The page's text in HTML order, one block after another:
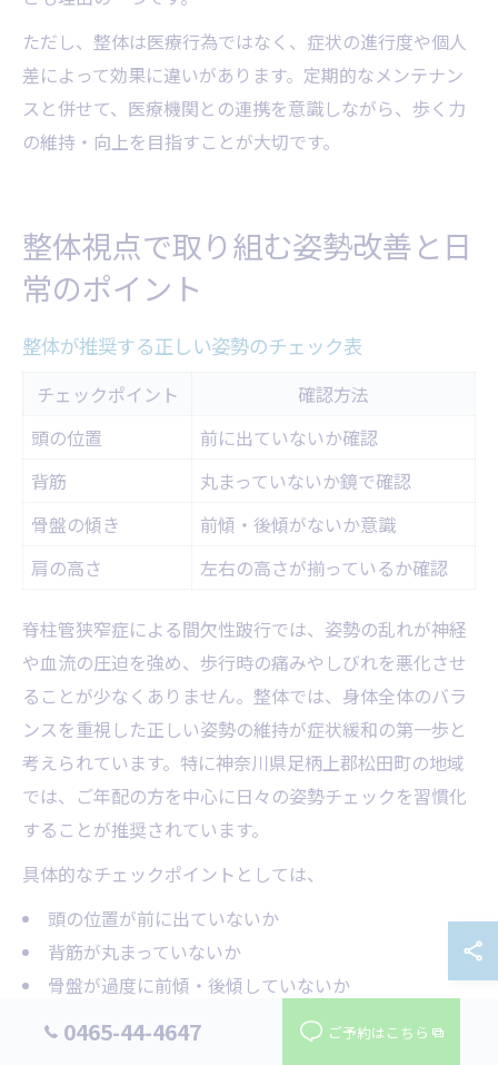
ただし、整体は医療行為ではなく、症状の進行度や個人
差によって効果に違いがあります。定期的なメンテナン
スと併せて、医療機関との連携を意識しながら、歩く力
の維持・向上を目指すことが大切です。
整体視点で取り組む姿勢改善と日
常のポイント
整体が推奨する正しい姿勢のチェック表
チェックポイント
確認方法
頭の位置
前に出ていないか確認
背筋
丸まっていないか鏡で確認
骨盤の傾き
前傾・後傾がないか意識
肩の高さ
左右の高さが揃っているか確認
脊柱管狭窄症による間欠性跛行では、姿勢の乱れが神経
や血流の圧迫を強め、歩行時の痛みやしびれを悪化させ
ることが少なくありません。整体では、身体全体のバラ
ンスを重視した正しい姿勢の維持が症状緩和の第一歩と
考えられています。特に神奈川県足柄上郡松田町の地域
では、ご年配の方を中心に日々の姿勢チェックを習慣化
することが推奨されています。
具体的なチェックポイントとしては、
頭の位置が前に出ていないか
背筋が丸まっていないか
骨盤が過度に前傾・後傾していないか
などが挙げられます。これらはご自宅でも鏡を使って確
0465-44-4647 ご予約はこちら